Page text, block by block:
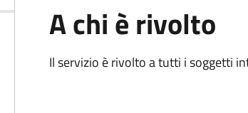
A chi è rivolto
Il servizio è rivolto a tutti i soggetti